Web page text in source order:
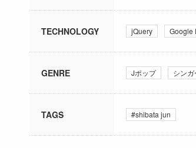
TECHNOLOGY jQuery Google
GENRE Jポップ シン
TAGS #shibata jun